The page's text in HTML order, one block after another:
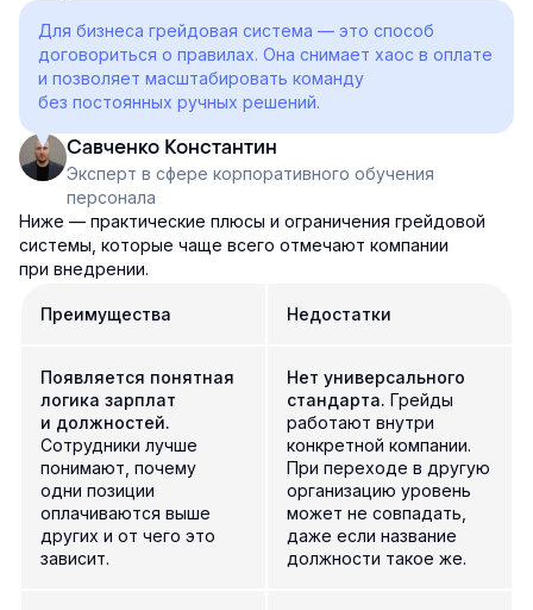
Для бизнеса грейдовая система — это способ
договориться о правилах. Она снимает хаос в оплате
и позволяет масштабировать команду
без постоянных ручных решений.
Савченко Константин
Эксперт в сфере корпоративного обучения
персонала
Ниже — практические плюсы и ограничения грейдовой
системы, которые чаще всего отмечают компании
при внедрении.
Преимущества Недостатки
Появляется понятная
логика зарплат
и должностей.
Сотрудники лучше
понимают, почему
одни позиции
оплачиваются выше
других и от чего это
зависит.
Нет универсального
стандарта. Грейды
работают внутри
конкретной компании.
При переходе в другую
организацию уровень
может не совпадать,
даже если название
должности такое же.